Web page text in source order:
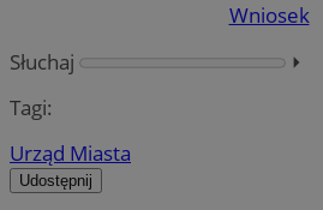
Wniosek
Słuchaj
⏵︎
Tagi:
Urząd Miasta
Udostępnij